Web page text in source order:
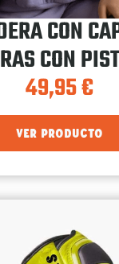
CON
CON
49,95€
VER PRODUCTO